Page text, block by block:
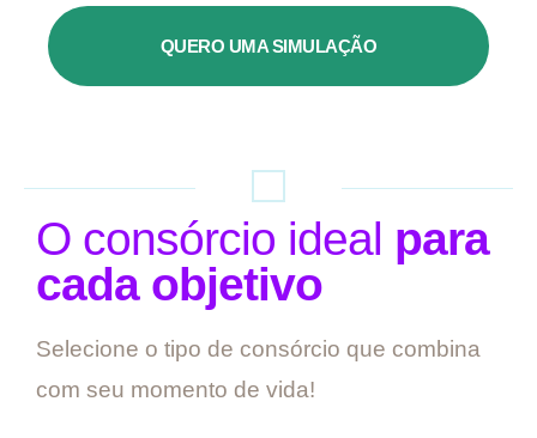
QUERO UMA SIMULAÇÃO
O consórcio ideal para
cada objetivo
Selecione o tipo de consórcio que combina
com seu momento de vida!